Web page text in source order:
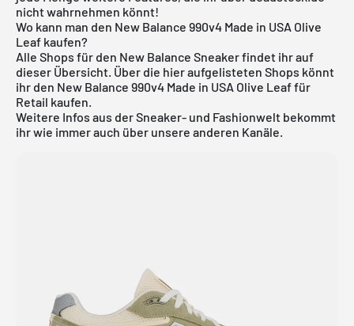
nicht wahrnehmen könnt!
Wo kann man den New Balance 990v4 Made in USA Olive
Leaf kaufen?
Alle Shops für den New Balance Sneaker findet ihr auf
dieser Übersicht. Über die hier aufgelisteten Shops könnt
ihr den New Balance 990v4 Made in USA Olive Leaf für
Retail kaufen.
Weitere Infos aus der Sneaker- und Fashionwelt bekommt
ihr wie immer auch über unsere anderen Kanäle.